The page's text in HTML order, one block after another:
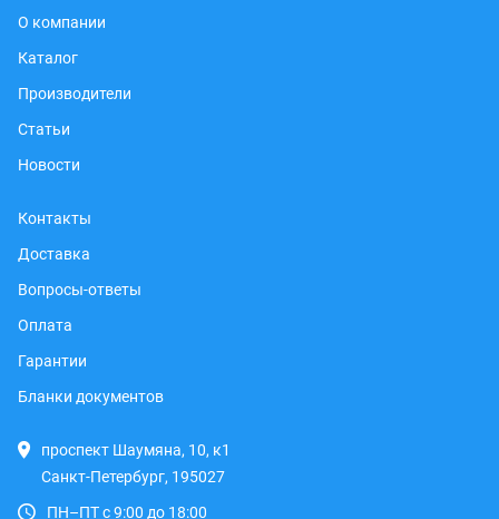
О компании
Каталог
Производители
Статьи
Новости
Контакты
Доставка
Вопросы-ответы
Оплата
Гарантии
Бланки документов
проспект Шаумяна, 10, к1
Санкт-Петербург, 195027
ПН–ПТ с 9:00 до 18:00